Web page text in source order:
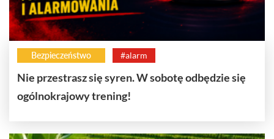
Bezpieczeństwo #alarm
Nie przestrasz się syren. W sobotę odbędzie się
ogólnokrajowy trening!